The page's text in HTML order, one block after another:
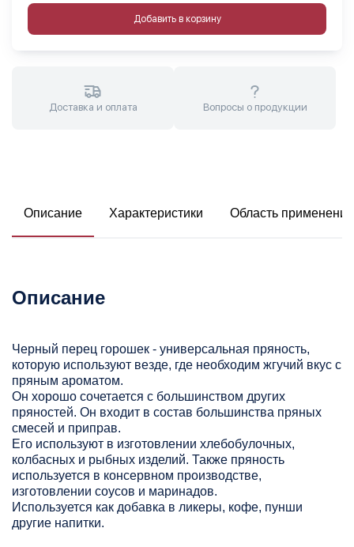
Добавить в корзину
Доставка и оплата Вопросы о продукции
Описание Характеристики Область применения
Описание
Черный перец горошек - универсальная пряность,
которую используют везде, где необходим жгучий вкус с
пряным ароматом.
Он хорошо сочетается с большинством других
пряностей. Он входит в состав большинства пряных
смесей и приправ.
Его используют в изготовлении хлебобулочных,
колбасных и рыбных изделий. Также пряность
используется в консервном производстве,
изготовлении соусов и маринадов.
Используется как добавка в ликеры, кофе, пунши
другие напитки.